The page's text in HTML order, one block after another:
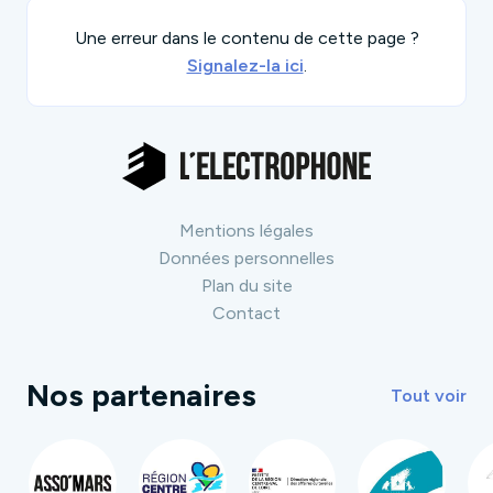
Une erreur dans le contenu de cette page ?
Signalez-la ici.
Mentions légales
Données personnelles
Plan du site
Contact
Nos partenaires Tout voir